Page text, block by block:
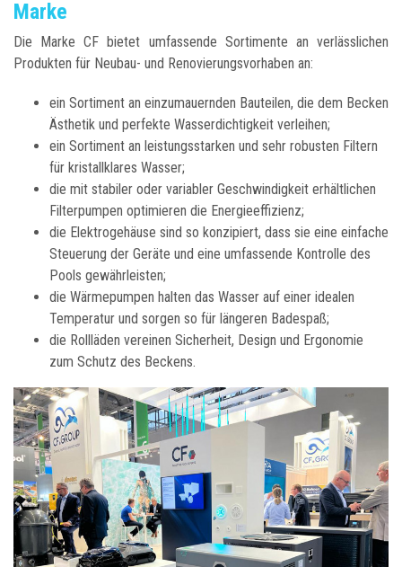
Marke
Die Marke CF bietet umfassende Sortimente an verlässlichen
Produkten für Neubau- und Renovierungsvorhaben an:
ein Sortiment an einzumauernden Bauteilen, die dem Becken
Ästhetik und perfekte Wasserdichtigkeit verleihen;
ein Sortiment an leistungsstarken und sehr robusten Filtern
für kristallklares Wasser;
die mit stabiler oder variabler Geschwindigkeit erhältlichen
Filterpumpen optimieren die Energieeffizienz;
die Elektrogehäuse sind so konzipiert, dass sie eine einfache
Steuerung der Geräte und eine umfassende Kontrolle des
Pools gewährleisten;
die Wärmepumpen halten das Wasser auf einer idealen
Temperatur und sorgen so für längeren Badespaß;
die Rollläden vereinen Sicherheit, Design und Ergonomie
zum Schutz des Beckens.